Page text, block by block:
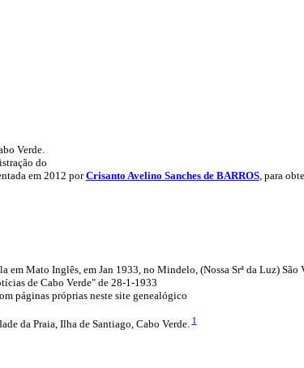
Verde.
do
em 2012 porCrisanto Avelino Sanches de BARROS, para
Mato Inglês, em Jan 1933, no Mindelo, (Nossa Srª da Luz) São
de Cabo Verde" de 28-1-1933
páginas próprias neste site genealógico
da Praia, Ilha de Santiago, Cabo Verde.1